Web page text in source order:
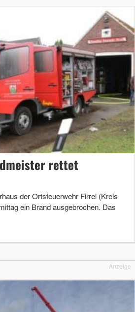
rettet
der Ortsfeuerwehr Firrel (Kreis
ein Brand ausgebrochen. Das
Anzeige